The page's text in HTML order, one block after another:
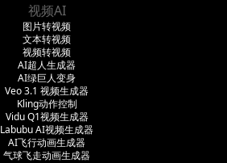
视频AI
图片转视频
文本转视频
视频转视频
AI超人生成器
AI绿巨人变身
Veo 3.1 视频生成器
Kling动作控制
Vidu Q1视频生成器
Labubu AI视频生成器
AI飞行动画生成器
气球飞走动画生成器